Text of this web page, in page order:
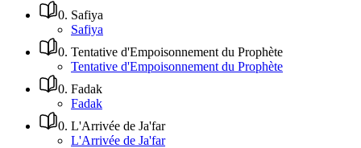
0. Safiya
Safiya
0. Tentative d'Empoisonnement du Prophète
Tentative d'Empoisonnement du Prophète
0. Fadak
Fadak
0. L'Arrivée de Ja'far
L'Arrivée de Ja'far